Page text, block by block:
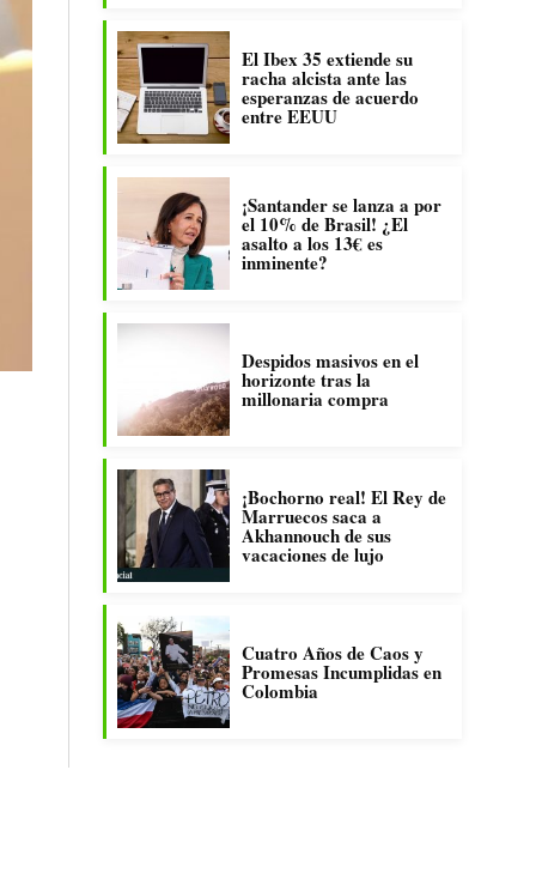
El Ibex 35 extiende su
racha alcista ante las
esperanzas de acuerdo
entre EEUU
¡Santander se lanza a por
el 10% de Brasil! ¿El
asalto a los 13€ es
inminente?
Despidos masivos en el
horizonte tras la
millonaria compra
¡Bochorno real! El Rey de
Marruecos saca a
Akhannouch de sus
vacaciones de lujo
Cuatro Años de Caos y
Promesas Incumplidas en
Colombia